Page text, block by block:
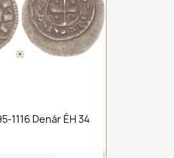
1116 Denár ÉH 34